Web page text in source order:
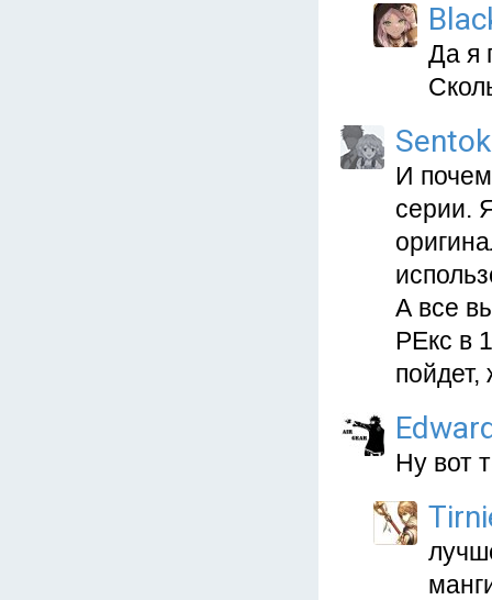
Да я
И
серии.
А все
РЕкс в
Ну вот